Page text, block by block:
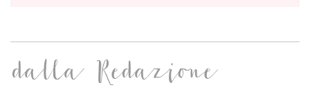
dalla Redazione